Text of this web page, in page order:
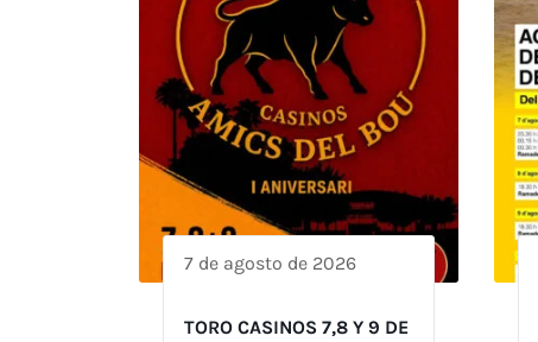
7 de agosto de 2026
TORO CASINOS 7,8 Y 9 DE